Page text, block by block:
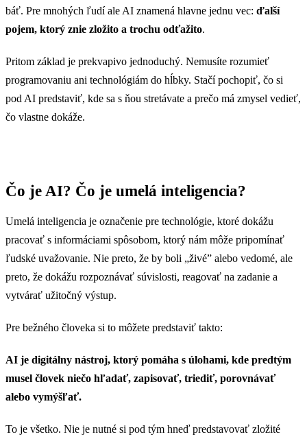
báť. Pre mnohých ľudí ale AI znamená hlavne jednu vec: ďalší
pojem, ktorý znie zložito a trochu odťažito.
Pritom základ je prekvapivo jednoduchý. Nemusíte rozumieť
programovaniu ani technológiám do hĺbky. Stačí pochopiť, čo si
pod AI predstaviť, kde sa s ňou stretávate a prečo má zmysel vedieť,
čo vlastne dokáže.
Čo je AI? Čo je umelá inteligencia?
Umelá inteligencia je označenie pre technológie, ktoré dokážu
pracovať s informáciami spôsobom, ktorý nám môže pripomínať
ľudské uvažovanie. Nie preto, že by boli „živé” alebo vedomé, ale
preto, že dokážu rozpoznávať súvislosti, reagovať na zadanie a
vytvárať užitočný výstup.
Pre bežného človeka si to môžete predstaviť takto:
AI je digitálny nástroj, ktorý pomáha s úlohami, kde predtým
musel človek niečo hľadať, zapisovať, triediť, porovnávať
alebo vymýšľať.
To je všetko. Nie je nutné si pod tým hneď predstavovať zložité